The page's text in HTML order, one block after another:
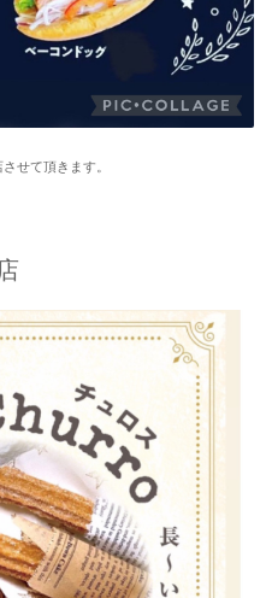
せて頂きます。